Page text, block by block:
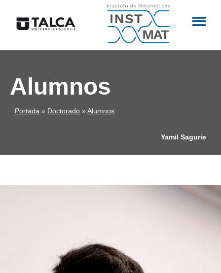
Alumnos
Portada » Doctorado » Alumnos
Yamil Sagurie